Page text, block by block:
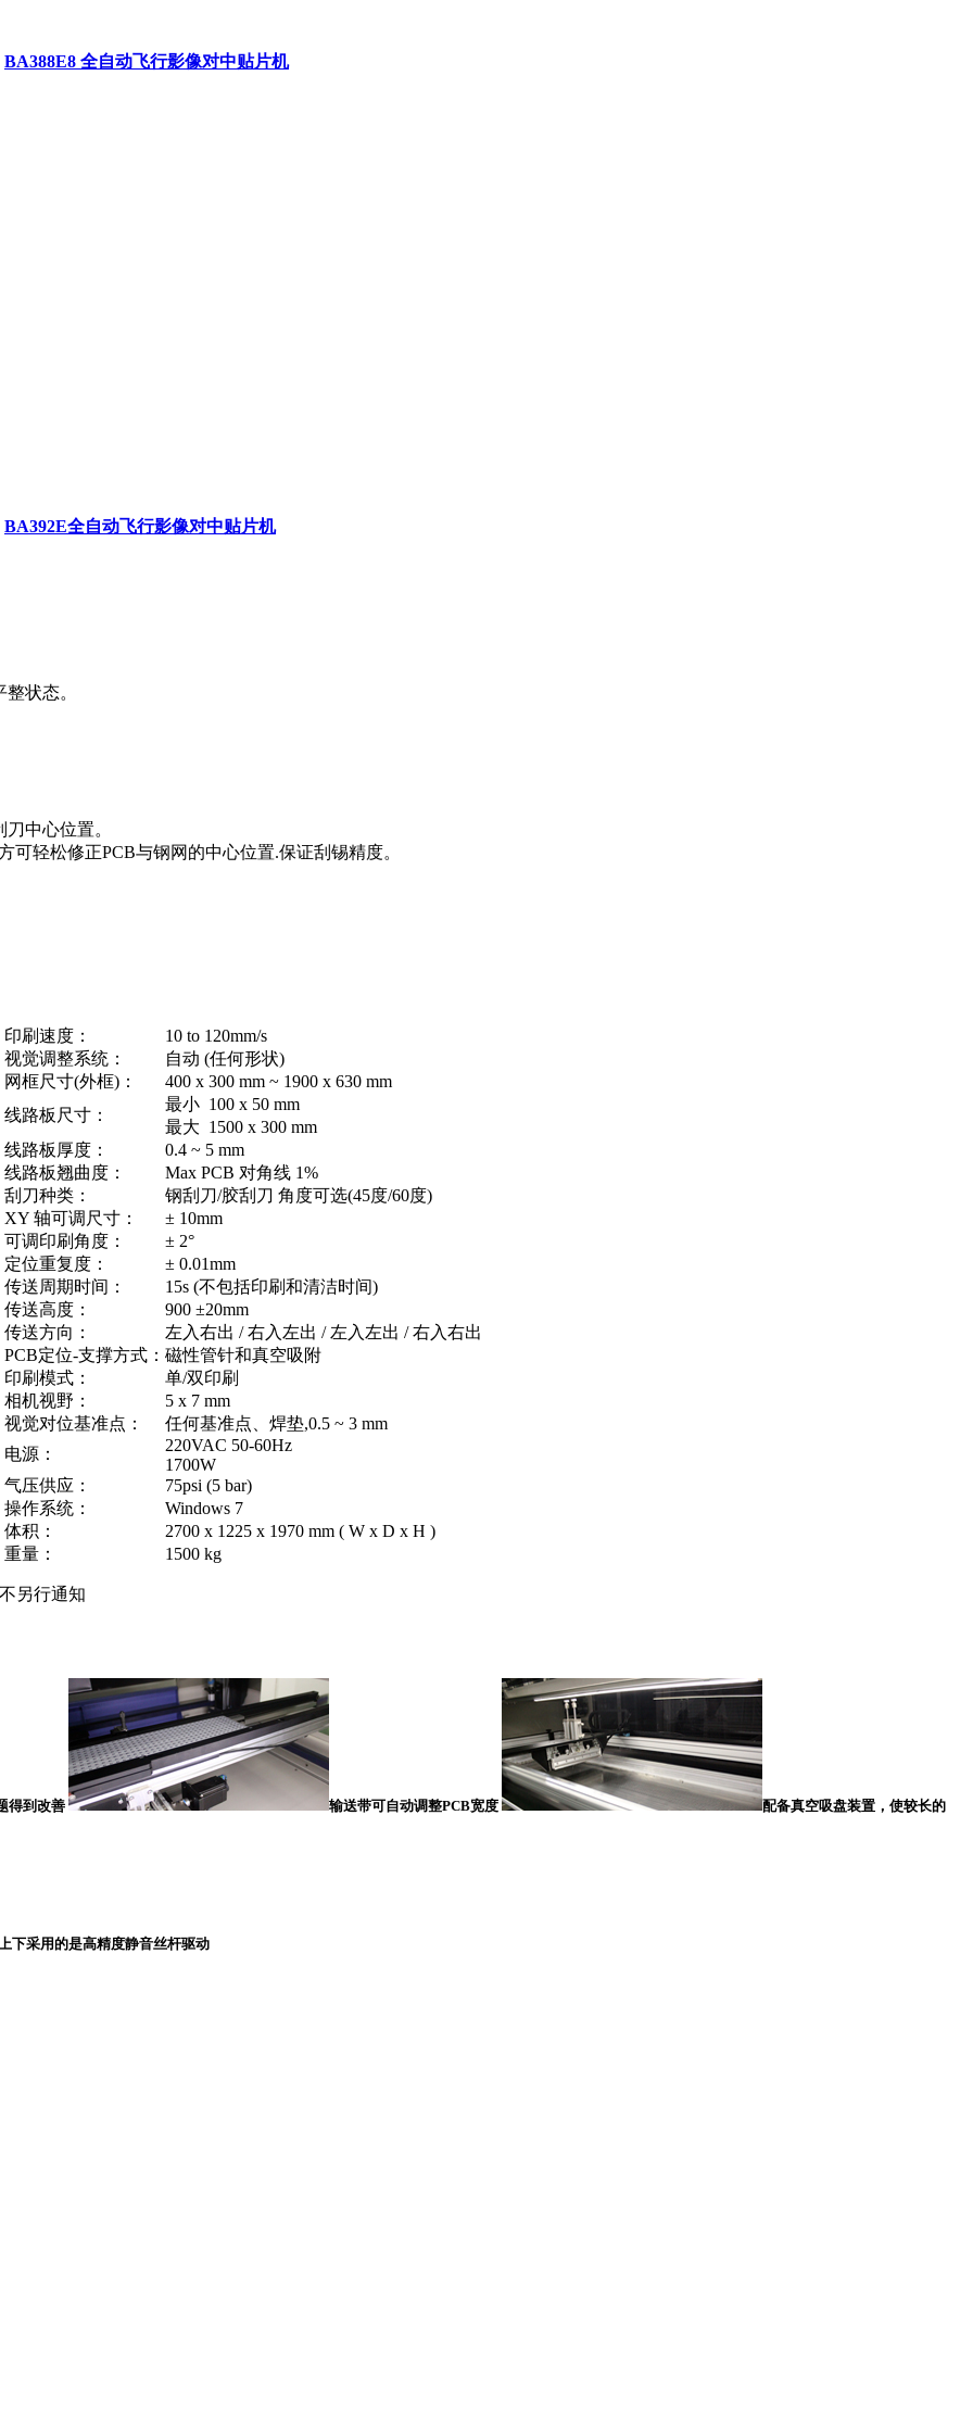
BA388E8 全自动飞行影像对中贴片机
BA392E全自动飞行影像对中贴片机
状态。
中心位置。
轻松修正PCB与钢网的中心位置.保证刮锡精度。
印刷速度：
10 to 120mm/s
视觉调整系统：
自动 (任何形状)
网框尺寸(外框)：
400 x 300 mm ~ 1900 x 630 mm
线路板尺寸：
最小 100 x 50 mm
最大 1500 x 300 mm
线路板厚度：
0.4 ~ 5 mm
线路板翘曲度：
Max PCB 对角线 1%
刮刀种类：
钢刮刀/胶刮刀 角度可选(45度/60度)
XY 轴可调尺寸：
± 10mm
可调印刷角度：
± 2°
定位重复度：
± 0.01mm
传送周期时间：
15s (不包括印刷和清洁时间)
传送高度：
900 ±20mm
传送方向：
左入右出 / 右入左出 / 左入左出 / 右入右出
PCB定位-支撑方式： 磁性管针和真空吸附
印刷模式：
单/双印刷
相机视野：
5 x 7 mm
视觉对位基准点：
任何基准点、焊垫,0.5 ~ 3 mm
电源：
220VAC 50-60Hz
1700W
气压供应：
75psi (5 bar)
操作系统：
Windows 7
体积：
2700 x 1225 x 1970 mm ( W x D x H )
重量：
1500 kg
另行通知
得到改善 输送带可自动调整PCB宽度 配备真空吸盘装置，使较长的
下采用的是高精度静音丝杆驱动